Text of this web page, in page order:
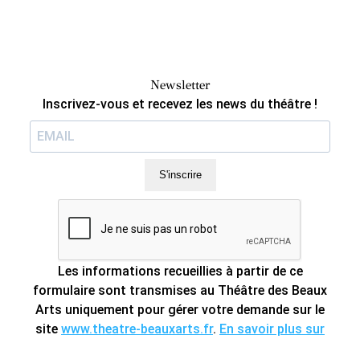
Newsletter
Inscrivez-vous et recevez les news du théâtre !
S'inscrire
Les informations recueillies à partir de ce
formulaire sont transmises au Théâtre des Beaux
Arts uniquement pour gérer votre demande sur le
site www.theatre-beauxarts.fr. En savoir plus sur